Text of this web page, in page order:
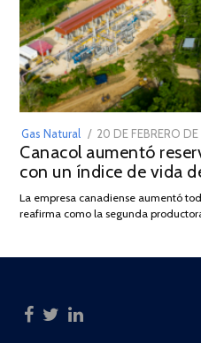
Gas Natural
POSTED
ON
20 DE FEBRERO
Canacol aumentó
con un índice de vida
La empresa canadiense aumentó
reafirma como la segunda